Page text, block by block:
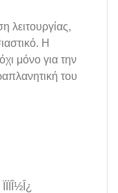
λειτουργίας,
Η
μόνο για την
του